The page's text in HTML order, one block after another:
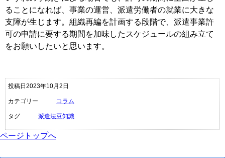
ることになれば、事業の運営、派遣労働者の就業に大きな
支障が生じます。組織再編を計画する段階で、派遣事業許
可の申請に要する期間を加味したスケジュールの組み立て
をお願いしたいと思います。
投稿日2023年10月2日
カテゴリー コラム
タグ 派遣法豆知識
ページトップへ